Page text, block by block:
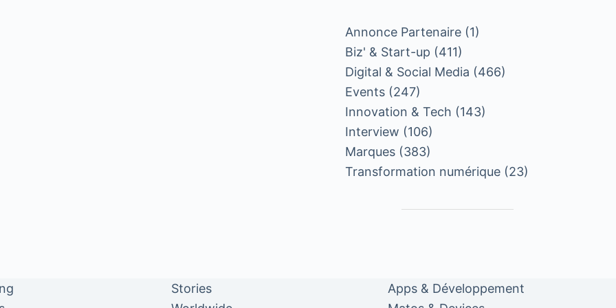
Annonce Partenaire (1)
Biz' & Start-up (411)
Digital & Social Media (466)
Events (247)
Innovation & Tech (143)
Interview (106)
Marques (383)
Transformation numérique (23)
Stories
Apps & Développement